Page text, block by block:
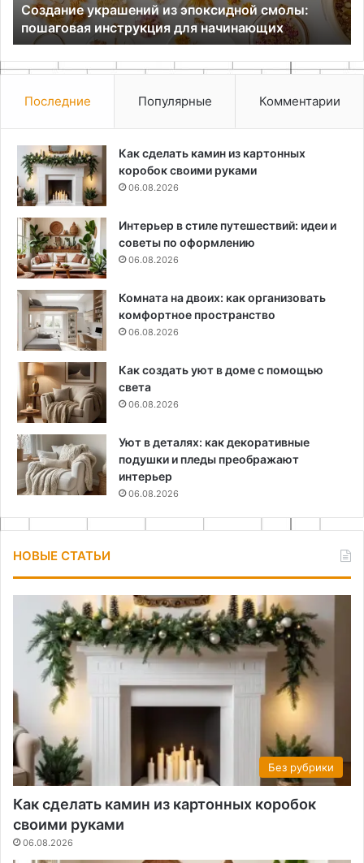
начинающих
Создание украшений из эпоксидной смолы:
пошаговая инструкция для начинающих
Последние Популярные Комментарии
Как сделать камин из картонных
коробок своими руками
06.08.2026
Интерьер в стиле путешествий: идеи и
советы по оформлению
06.08.2026
Комната на двоих: как организовать
комфортное пространство
06.08.2026
Как создать уют в доме с помощью
света
06.08.2026
Уют в деталях: как декоративные
подушки и пледы преображают
интерьер
06.08.2026
НОВЫЕ СТАТЬИ
Без рубрики
Как сделать камин из картонных коробок
своими руками
06.08.2026